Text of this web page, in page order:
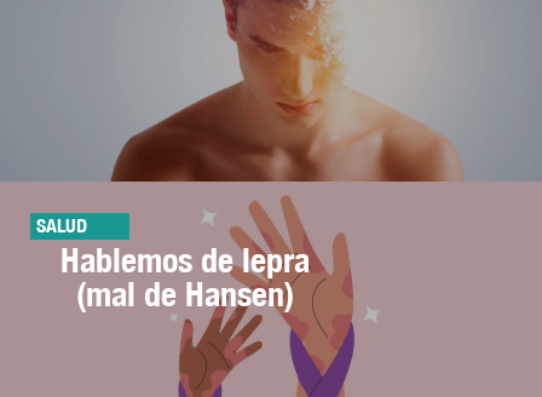
SALUD
Hablemos de lepra
(mal de Hansen)